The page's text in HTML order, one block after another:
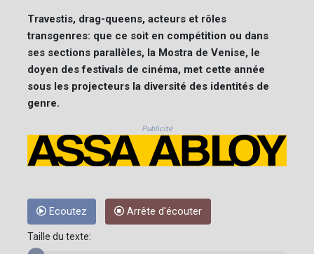
Travestis, drag-queens, acteurs et rôles
transgenres: que ce soit en compétition ou dans
ses sections parallèles, la Mostra de Venise, le
doyen des festivals de cinéma, met cette année
sous les projecteurs la diversité des identités de
genre.
Publicité
Ecoutez Arrête d'écouter
Taille du texte: